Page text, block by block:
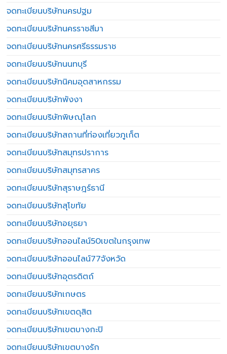
จดทะเบียนบริษัทนครปฐม
จดทะเบียนบริษัทนครราชสีมา
จดทะเบียนบริษัทนครศรีธรรมราช
จดทะเบียนบริษัทนนทบุรี
จดทะเบียนบริษัทนิคมอุตสาหกรรม
จดทะเบียนบริษัทพังงา
จดทะเบียนบริษัทพิษณุโลก
จดทะเบียนบริษัทสถานที่ท่องเที่ยวภูเก็ต
จดทะเบียนบริษัทสมุทรปราการ
จดทะเบียนบริษัทสมุทรสาคร
จดทะเบียนบริษัทสุราษฎร์ธานี
จดทะเบียนบริษัทสุโขทัย
จดทะเบียนบริษัทอยุธยา
จดทะเบียนบริษัทออนไลน์50เขตในกรุงเทพ
จดทะเบียนบริษัทออนไลน์77จังหวัด
จดทะเบียนบริษัทอุตรดิตถ์
จดทะเบียนบริษัทเกษตร
จดทะเบียนบริษัทเขตดุสิต
จดทะเบียนบริษัทเขตบางกะปิ
จดทะเบียนบริษัทเขตบางรัก